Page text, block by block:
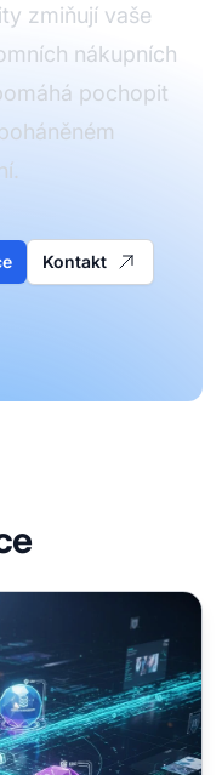
zmiňují vaše
nákupních
pochopit
Kontakt